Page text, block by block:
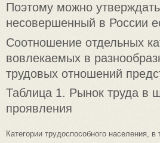
Поэтому можно
несовершенный в России
Соотношение отдельных
вовлекаемых в
трудовых отношений
Таблица 1. Рынок труда в
проявления
Категории трудоспособного населения, в